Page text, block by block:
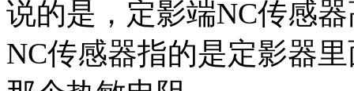
说的是，定影端NC传感
NC传感器指的是定影器